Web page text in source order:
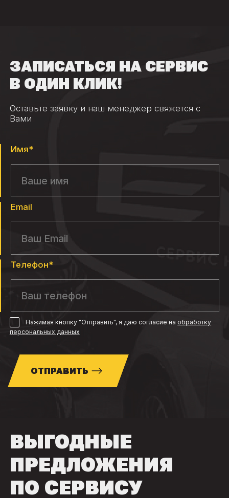
ЗАПИСАТЬСЯ НА СЕРВИС
В ОДИН КЛИК!
Оставьте заявку и наш менеджер свяжется с
Вами
Имя*
Email
Телефон*
Нажимая кнопку "Отправить", я даю согласиена обработку
персональных данных
ОТПРАВИТЬ
ВЫГОДНЫЕ
ПРЕДЛОЖЕНИЯ
ПО СЕРВИСУ